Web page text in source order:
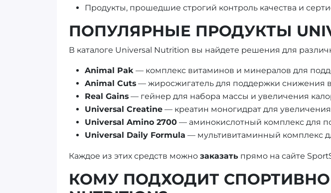
Продукты, прошедшие строгий контроль качества и
ПОПУЛЯРНЫЕ ПРОДУКТЫ
В каталоге Universal Nutrition вы найдете решения для
Animal Pak— комплекс витаминов и минералов для
Animal Cuts— жиросжигатель для поддержки снижения
Real Gains— гейнер для набора массы и увеличения
Universal Creatine— креатин моногидрат для
Universal Amino 2700— аминокислотный комплекс для
Universal Daily Formula — мультивитаминный комплекс
Каждое из этих средств можно заказатьпрямо на сайте
КОМУ ПОДХОДИТ